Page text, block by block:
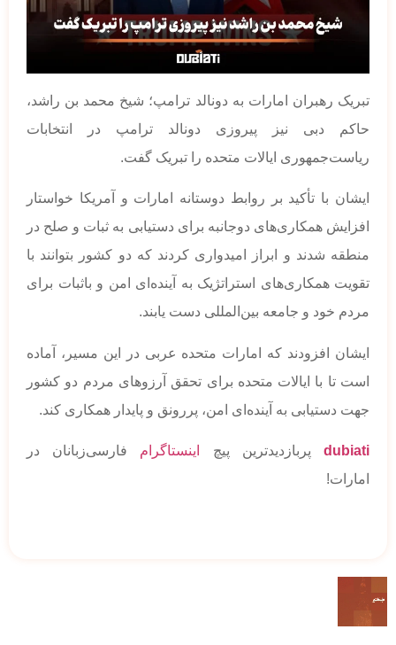
تبریک رهبران امارات به دونالد ترامپ؛ شیخ محمد بن راشد،
حاکم دبی نیز پیروزی دونالد ترامپ در انتخابات
ریاست‌جمهوری ایالات متحده را تبریک گفت.
ایشان با تأکید بر روابط دوستانه امارات و آمریکا خواستار
افزایش همکاری‌های دوجانبه برای دستیابی به ثبات و صلح در
منطقه شدند و ابراز امیدواری کردند که دو کشور بتوانند با
تقویت همکاری‌های استراتژیک به آینده‌ای امن و باثبات برای
مردم خود و جامعه بین‌المللی دست یابند.
ایشان افزودند که امارات متحده عربی در این مسیر، آماده
است تا با ایالات متحده برای تحقق آرزوهای مردم دو کشور
جهت دستیابی به آینده‌ای امن، پررونق و پایدار همکاری کند.
dubiatiپربازدیدترین پیچ اینستاگرام فارسی‌زبانان در
امارات!